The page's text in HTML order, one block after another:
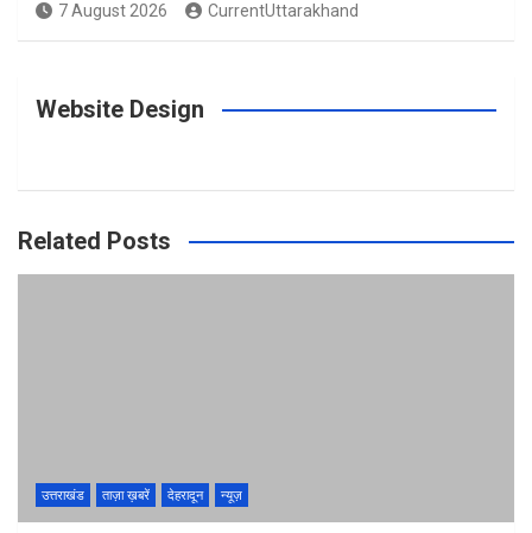
7 August 2026 CurrentUttarakhand
Website Design
Related Posts
उत्तराखंड ताज़ा ख़बरें देहरादून न्यूज़